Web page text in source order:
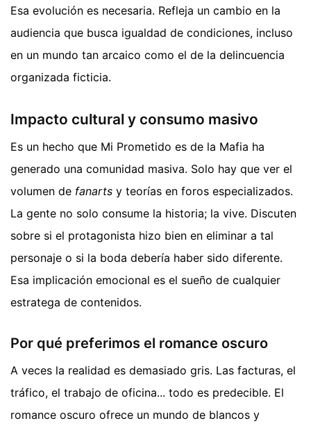
Esa evolución es necesaria. Refleja un cambio en la
audiencia que busca igualdad de condiciones, incluso
en un mundo tan arcaico como el de la delincuencia
organizada ficticia.
Impacto cultural y consumo masivo
Es un hecho que Mi Prometido es de la Mafia ha
generado una comunidad masiva. Solo hay que ver el
volumen de fanarts y teorías en foros especializados.
La gente no solo consume la historia; la vive. Discuten
sobre si el protagonista hizo bien en eliminar a tal
personaje o si la boda debería haber sido diferente.
Esa implicación emocional es el sueño de cualquier
estratega de contenidos.
Por qué preferimos el romance oscuro
A veces la realidad es demasiado gris. Las facturas, el
tráfico, el trabajo de oficina... todo es predecible. El
romance oscuro ofrece un mundo de blancos y